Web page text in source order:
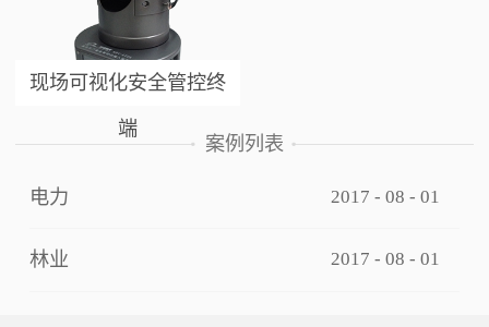
现场可视化安全管控终
端
案例列表
电力 2017 - 08 - 01
林业 2017 - 08 - 01